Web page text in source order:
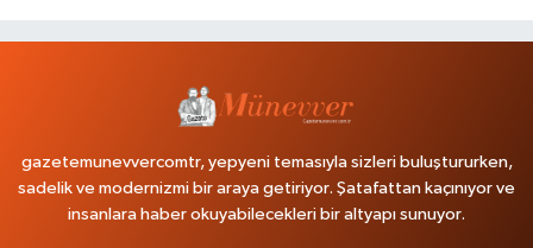
gazetemunevvercomtr, yepyeni temasıyla sizleri buluştururken,
sadelik ve modernizmi bir araya getiriyor. Şatafattan kaçınıyor ve
insanlara haber okuyabilecekleri bir altyapı sunuyor.